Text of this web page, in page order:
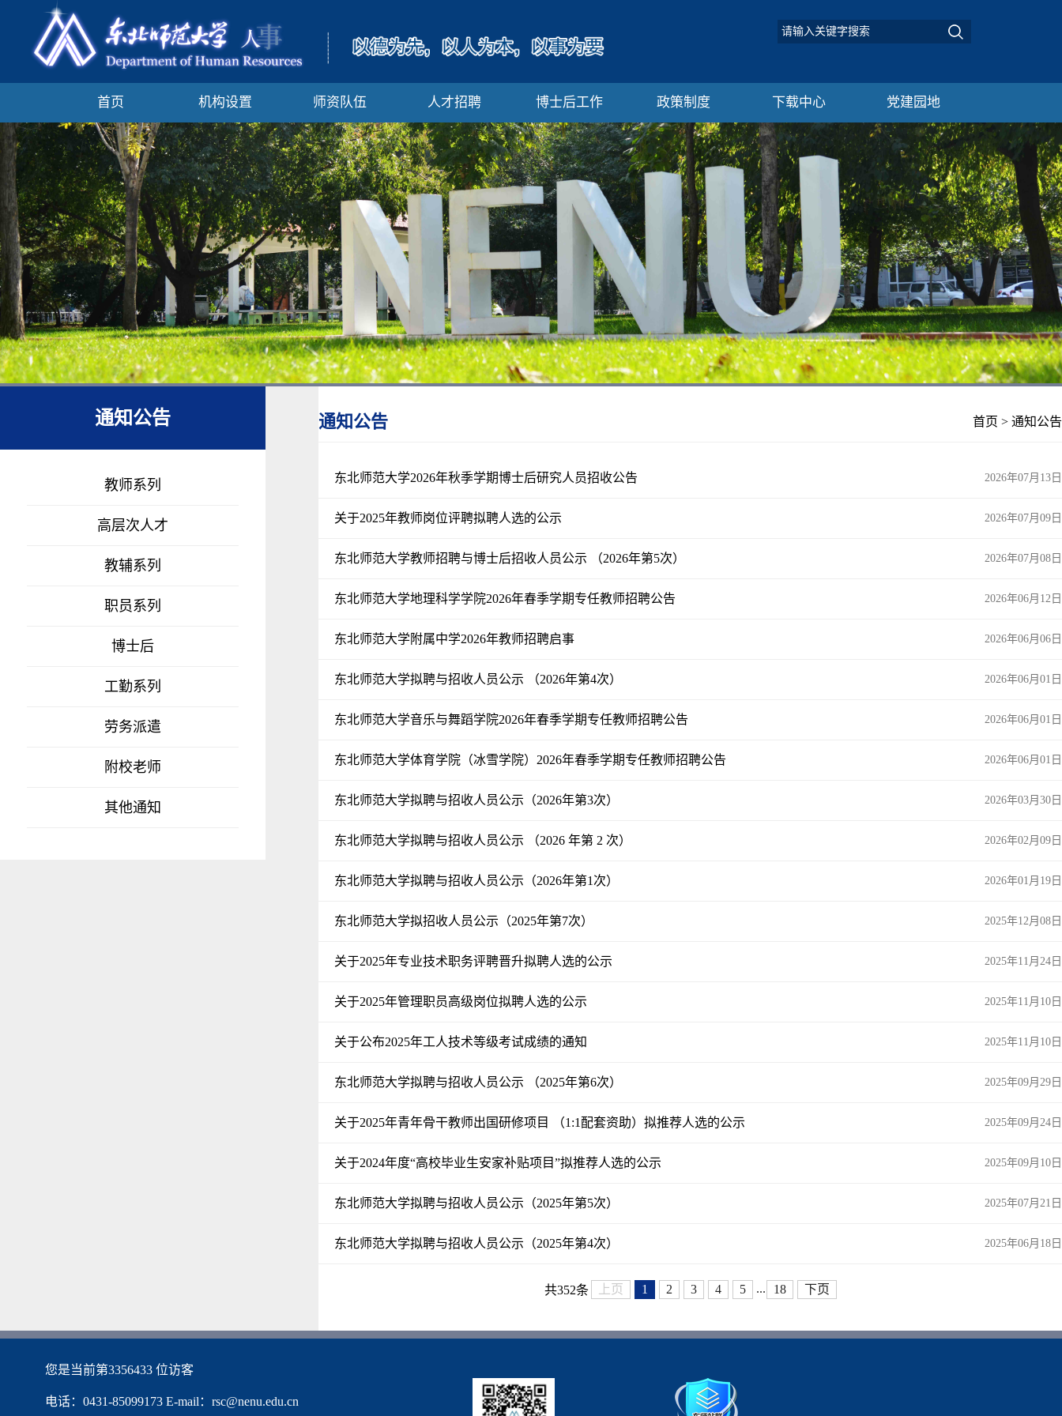
首页 机构设置 师资队伍 人才招聘 博士后工作 政策制度 下载中心 党建园地
通知公告
教师系列
高层次人才
教辅系列
职员系列
博士后
工勤系列
劳务派遣
附校老师
其他通知
通知公告 首页 > 通知公告
2026年07月13日
东北师范大学2026年秋季学期博士后研究人员招收公告
2026年07月09日
关于2025年教师岗位评聘拟聘人选的公示
2026年07月08日
东北师范大学教师招聘与博士后招收人员公示 （2026年第5次）
2026年06月12日
东北师范大学地理科学学院2026年春季学期专任教师招聘公告
2026年06月06日
东北师范大学附属中学2026年教师招聘启事
2026年06月01日
东北师范大学拟聘与招收人员公示 （2026年第4次）
2026年06月01日
东北师范大学音乐与舞蹈学院2026年春季学期专任教师招聘公告
2026年06月01日
东北师范大学体育学院（冰雪学院）2026年春季学期专任教师招聘公告
2026年03月30日
东北师范大学拟聘与招收人员公示（2026年第3次）
2026年02月09日
东北师范大学拟聘与招收人员公示 （2026 年第 2 次）
2026年01月19日
东北师范大学拟聘与招收人员公示（2026年第1次）
2025年12月08日
东北师范大学拟招收人员公示（2025年第7次）
2025年11月24日
关于2025年专业技术职务评聘晋升拟聘人选的公示
2025年11月10日
关于2025年管理职员高级岗位拟聘人选的公示
2025年11月10日
关于公布2025年工人技术等级考试成绩的通知
2025年09月29日
东北师范大学拟聘与招收人员公示 （2025年第6次）
2025年09月24日
关于2025年青年骨干教师出国研修项目 （1:1配套资助）拟推荐人选的公示
2025年09月10日
关于2024年度“高校毕业生安家补贴项目”拟推荐人选的公示
2025年07月21日
东北师范大学拟聘与招收人员公示（2025年第5次）
2025年06月18日
东北师范大学拟聘与招收人员公示（2025年第4次）
共352条 上页 1 2 3 4 5 ... 18 下页
您是当前第3356433 位访客
电话：0431-85099173 E-mail：rsc@nenu.edu.cn